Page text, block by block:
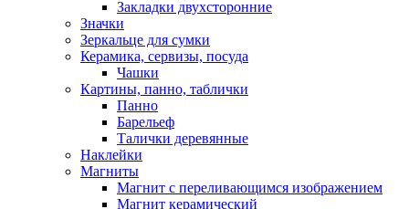
Закладки двухсторонние
Значки
Зеркальце для сумки
Керамика, сервизы, посуда
Чашки
Картины, панно, таблички
Панно
Барельеф
Талички деревянные
Наклейки
Магниты
Магнит с переливающимся изображением
Магнит керамический